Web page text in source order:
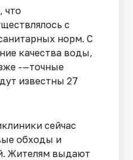
что
с
норм. С
качества воды,
-—точные
известны 27
сейчас
обходы и
Жителям выдают